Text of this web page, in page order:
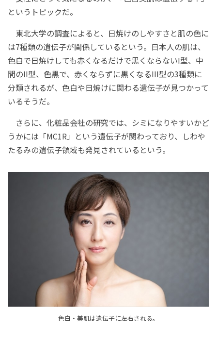
というトピックだ。
東北大学の調査によると、日焼けのしやすさと肌の色に
は7種類の遺伝子が関係しているという。日本人の肌は、
色白で日焼けしても赤くなるだけで黒くならないI型、中
間のII型、色黒で、赤くならずに黒くなるIII型の3種類に
分類されるが、色白や日焼けに関わる遺伝子が見つかって
いるそうだ。
さらに、化粧品会社の研究では、シミになりやすいかど
うかには「MC1R」という遺伝子が関わっており、しわや
たるみの遺伝子領域も発見されているという。
色白・美肌は遺伝子に左右される。